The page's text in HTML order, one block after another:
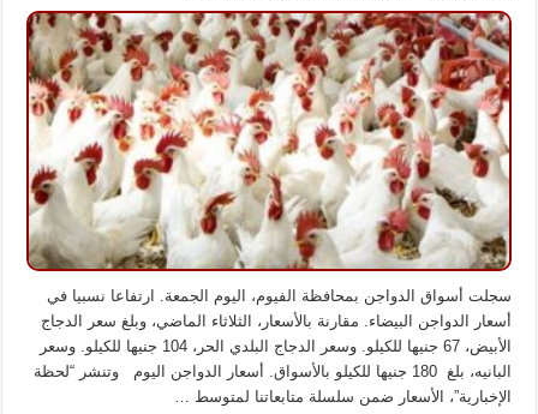
طفيف
في
أسعار
الدواجن
اليوم
الجمعة
بالأسواق
مغلقة
سجلت أسواق الدواجن بمحافظة الفيوم، اليوم الجمعة. ارتفاعا نسبيا في
أسعار الدواجن البيضاء. مقارنة بالأسعار، الثلاثاء الماضي، وبلغ سعر الدجاج
الأبيض، 67 جنيها للكيلو. وسعر الدجاج البلدي الحر، 104 جنيها للكيلو. وسعر
البانيه، بلغ 180 جنيها للكيلو بالأسواق. أسعار الدواجن اليوم وتنشر “لحظة
الإخبارية”، الأسعار ضمن سلسلة متابعاتنا لمتوسط …